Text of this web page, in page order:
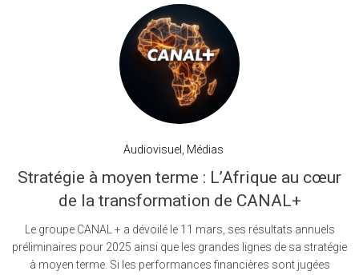
Audiovisuel Médias
Stratégie à moyen terme : L’Afrique au cœur
de la transformation de CANAL+
Le groupe CANAL + a dévoilé le 11 mars, ses résultats annuels
préliminaires pour 2025 ainsi que les grandes lignes de sa stratégie
à moyen terme. Si les performances financières sont jugées